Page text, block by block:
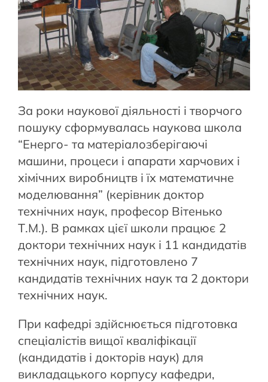
За роки наукової діяльності і творчого
пошуку сформувалась наукова школа
“Енерго- та матеріалозберігаючі
машини, процеси і апарати харчових і
хімічних виробництв і їх математичне
моделювання” (керівник доктор
технічних наук, професор Вітенько
Т.М.). В рамках цієї школи працює 2
доктори технічних наук і 11 кандидатів
технічних наук, підготовлено 7
кандидатів технічних наук та 2 доктори
технічних наук.
При кафедрі здійснюється підготовка
спеціалістів вищої кваліфікації
(кандидатів і докторів наук) для
викладацького корпусу кафедри,